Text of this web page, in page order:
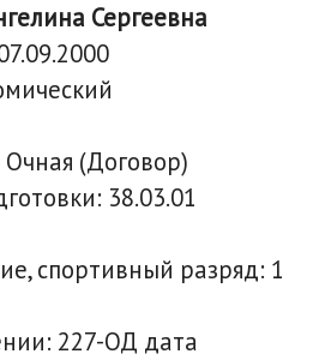
Сергеевна
(Договор)
38.03.01
спортивный разряд: 1
227-ОД дата